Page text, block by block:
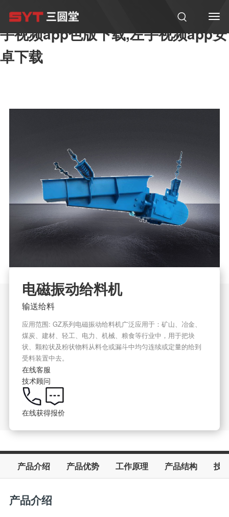
左手视频,左手视频app黄版下载,左
手视频app色版下载,左手视频app安
卓下载
电磁振动给料机
输送给料
应用范围: GZ系列电磁振动给料机广泛应用于：矿山、冶金、
煤炭、建材、轻工、电力、机械、粮食等行业中，用于把块
状、颗粒状及粉状物料从料仓或漏斗中均匀连续或定量的给到
受料装置中去。
在线客服
技术顾问
在线获得报价
产品介绍 产品优势 工作原理 产品结构 技
产品介绍